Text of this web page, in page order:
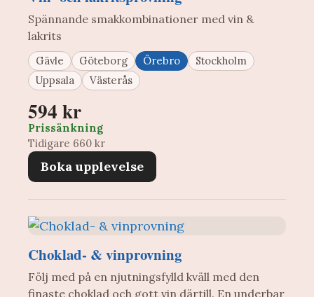
Spännande smakkombinationer med vin &
lakrits
Gävle Göteborg Örebro
Stockholm
Uppsala
Västerås
594 kr
Prissänkning
Tidigare 660 kr
Boka upplevelse
Choklad- & vinprovning
Följ med på en njutningsfylld kväll med den
finaste choklad och gott vin därtill. En underbar